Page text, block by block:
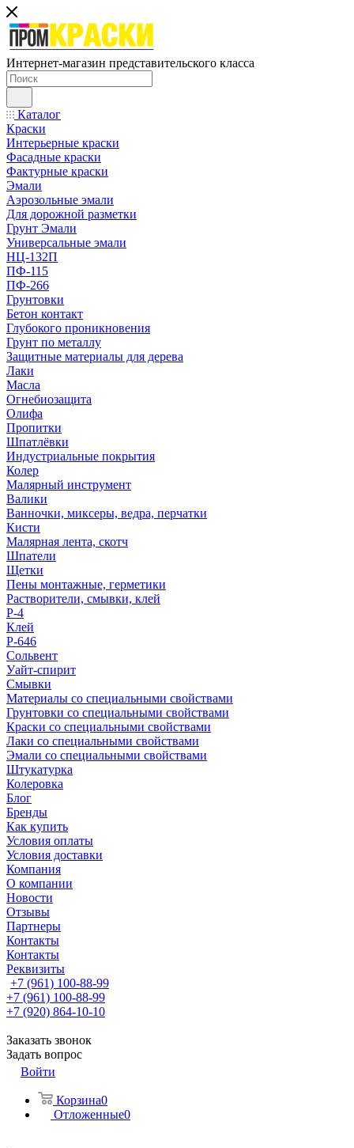
Интернет-магазин представительского класса
Каталог
Краски
Интерьерные краски
Фасадные краски
Фактурные краски
Эмали
Аэрозольные эмали
Для дорожной разметки
Грунт Эмали
Универсальные эмали
НЦ-132П
ПФ-115
ПФ-266
Грунтовки
Бетон контакт
Глубокого проникновения
Грунт по металлу
Защитные материалы для дерева
Лаки
Масла
Огнебиозащита
Олифа
Пропитки
Шпатлёвки
Индустриальные покрытия
Колер
Малярный инструмент
Валики
Ванночки, миксеры, ведра, перчатки
Кисти
Малярная лента, скотч
Шпатели
Щетки
Пены монтажные, герметики
Растворители, смывки, клей
Р-4
Клей
Р-646
Сольвент
Уайт-спирит
Смывки
Материалы со специальными свойствами
Грунтовки со специальными свойствами
Краски со специальными свойствами
Лаки со специальными свойствами
Эмали со специальными свойствами
Штукатурка
Колеровка
Блог
Бренды
Как купить
Условия оплаты
Условия доставки
Компания
О компании
Новости
Отзывы
Партнеры
Контакты
Контакты
Реквизиты
+7 (961) 100-88-99
+7 (961) 100-88-99
+7 (920) 864-10-10
Заказать звонок
Задать вопрос
Войти
Корзина0
Отложенные0